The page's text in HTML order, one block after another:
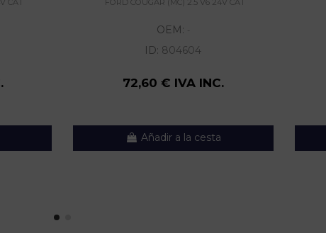
CAT FORD COUGAR (MC) 2.5 V6 24V CAT
OEM: -
ID: 804604
72,60 € IVA INC.
Añadir a la cesta